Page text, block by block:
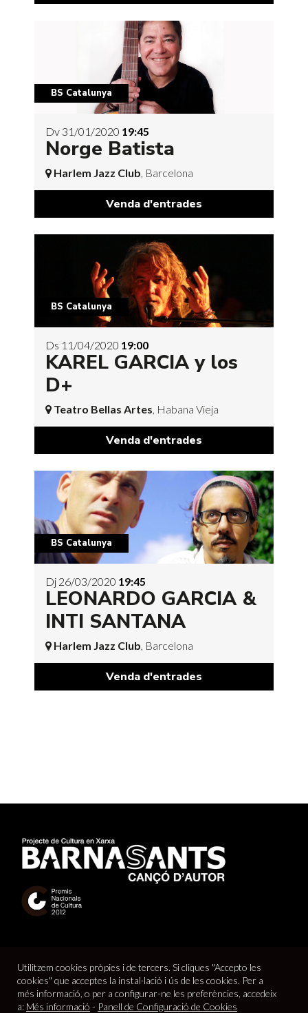
BS Catalunya
Dv 31/01/2020 19:45
Norge Batista
Harlem Jazz Club, Barcelona
Venda d'entrades
BS Catalunya
Ds 11/04/2020 19:00
KAREL GARCIA y los
D+
Teatro Bellas Artes, Habana Vieja
Venda d'entrades
BS Catalunya
Dj 26/03/2020 19:45
LEONARDO GARCIA &
INTI SANTANA
Harlem Jazz Club, Barcelona
Venda d'entrades
Utilitzem cookies pròpies i de tercers. Si cliques "Accepto les
cookies" que acceptes la instal·lació i ús de les cookies. Per a
més informació, o per a configurar-ne les preferències, accedeix
a: Més informació - Panell de Configuració de Cookies